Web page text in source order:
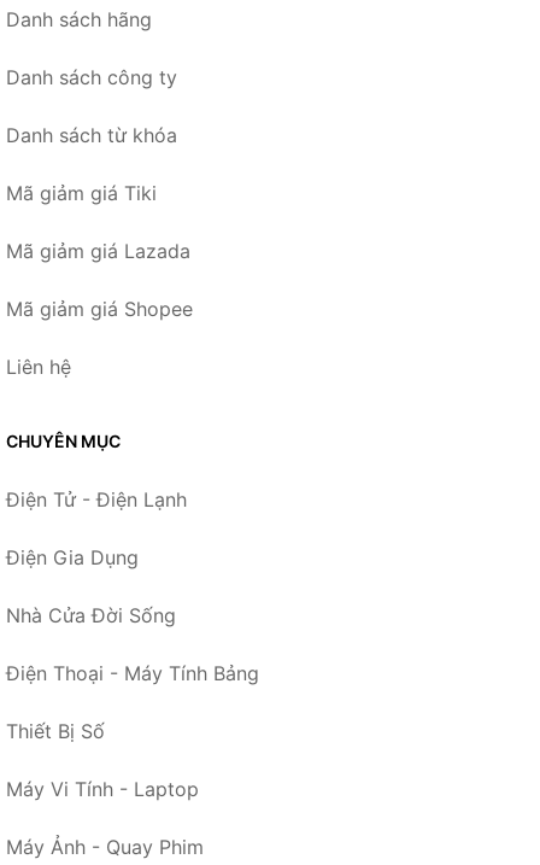
Danh sách hãng
Danh sách công ty
Danh sách từ khóa
Mã giảm giá Tiki
Mã giảm giá Lazada
Mã giảm giá Shopee
Liên hệ
CHUYÊN MỤC
Điện Tử - Điện Lạnh
Điện Gia Dụng
Nhà Cửa Đời Sống
Điện Thoại - Máy Tính Bảng
Thiết Bị Số
Máy Vi Tính - Laptop
Máy Ảnh - Quay Phim